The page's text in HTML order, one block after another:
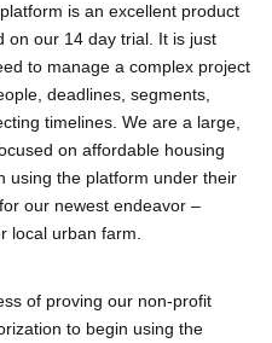
is an excellent product
on our 14 day trial. It is just
to manage a complex project
deadlines, segments,
timelines. We are a large,
on affordable housing
using the platform under their
our newest endeavor –
local urban farm.
of proving our non-profit
to begin using the